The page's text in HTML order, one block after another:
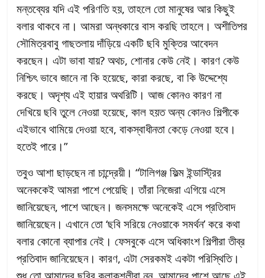
মন্তব্যের যদি এই পরিণতি হয়, তাহলে তো মানুষের আর কিছুই
বলার থাকবে না। আমরা অন্ধকারে বাস করছি তাহলে। অশীতিপর
সৌমিত্রবাবু গাছতলায় দাঁড়িয়ে একটি ছবি মুক্তির আবেদন
করছেন। এটা ভাবা যায়? অথচ, শোনার কেউ নেই। কারণ কেউ
নিশ্চিৎ ভাবে জানে না কি হয়েছে, কারা করছে, বা কি উদ্দেশ্যে
করছে। অদৃশ্য এই হায়ার অথরিটি। আজ কোনও কারণ না
দেখিয়ে ছবি তুলে নেওয়া হয়েছে, কাল হয়ত অন্য কোনও শিল্পীকে
এইভাবে থামিয়ে দেওয়া হবে, বাকস্বাধীনতা কেড়ে নেওয়া হবে।
হতেই পারে।”
তবুও আশা ছাড়ছেন না চান্দ্রেয়ী। “টালিগঞ্জ ফিল্ম ইন্ডাস্ট্রির
অনেককেই আমরা পাশে পেয়েছি। তাঁরা নিজেরা এগিয়ে এসে
জানিয়েছেন, পাশে আছেন। জনসমক্ষে অনেকেই এসে প্রতিবাদ
জানিয়েছেন। এখানে তো ‘ছবি সরিয়ে নেওয়াকে সমর্থন’ করে কথা
বলার কোনো ব্যাপার নেই। ফেসবুকে এসে অধিকাংশ শিল্পীরা তীব্র
প্রতিবাদ জানিয়েছেন। কারণ, এটা সেরকমই একটা পরিস্থিতি।